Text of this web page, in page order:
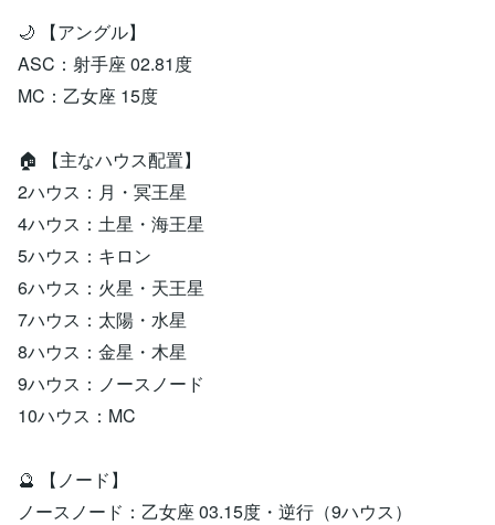
🌙 【アングル】
ASC：射手座 02.81度
MC：乙女座 15度
🏠 【主なハウス配置】
2ハウス：月・冥王星
4ハウス：土星・海王星
5ハウス：キロン
6ハウス：火星・天王星
7ハウス：太陽・水星
8ハウス：金星・木星
9ハウス：ノースノード
10ハウス：MC
🔮 【ノード】
ノースノード：乙女座 03.15度・逆行（9ハウス）